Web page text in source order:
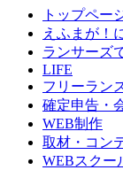
トップペー
えふまが！
ランサーズ
LIFE
フリーラン
確定申告・
WEB制作
取材・コン
WEBスクー